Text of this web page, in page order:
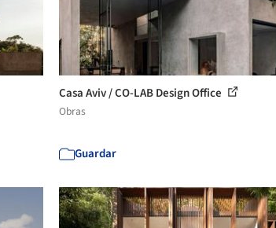
Casa Aviv / CO-LAB Design Office
Obras
Guardar